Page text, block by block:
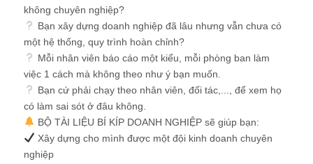
không chuyên nghiệp?
Bạn xây dựng doanh nghiệp đã lâu nhưng vẫn chưa có
một hệ thống, quy trình hoàn chỉnh?
Mỗi nhân viên báo cáo một kiểu, mỗi phòng ban làm
việc 1 cách mà không theo như ý bạn muốn.
Bạn cứ phải chạy theo nhân viên, đối tác,..., để xem họ
có làm sai sót ở đâu không.
BỘ TÀI LIỆU BÍ KÍP DOANH NGHIỆP sẽ giúp bạn:
Xây dựng cho mình được một đội kinh doanh chuyên
nghiệp